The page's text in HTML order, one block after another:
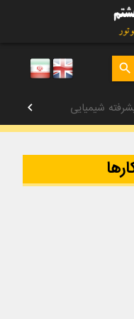
search
شیمیایی chevron_left